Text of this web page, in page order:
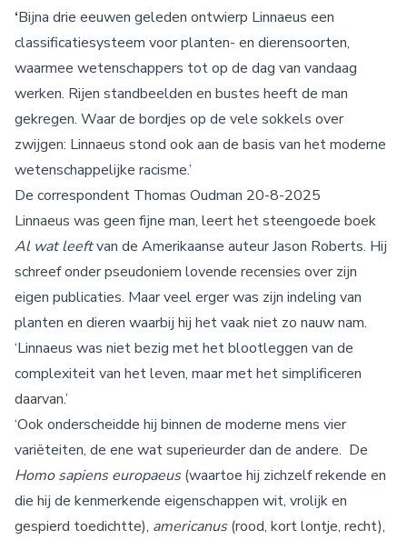
‘Bijna drie eeuwen geleden ontwierp Linnaeus een
classificatiesysteem voor planten- en dierensoorten,
waarmee wetenschappers tot op de dag van vandaag
werken. Rijen standbeelden en bustes heeft de man
gekregen. Waar de bordjes op de vele sokkels over
zwijgen: Linnaeus stond ook aan de basis van het moderne
wetenschappelijke racisme.’
De correspondent Thomas Oudman 20-8-2025
Linnaeus was geen fijne man, leert het steengoede boek
Al wat leeftvan de Amerikaanse auteur Jason Roberts. Hij
schreef onder pseudoniem lovende recensies over zijn
eigen publicaties. Maar veel erger was zijn indeling van
planten en dieren waarbij hij het vaak niet zo nauw nam.
‘Linnaeus was niet bezig met het blootleggen van de
complexiteit van het leven, maar met het simplificeren
daarvan.’
‘Ook onderscheidde hij binnen de moderne mens vier
variëteiten, de ene wat superieurder dan de andere. De
Homo sapiens europaeus(waartoe hij zichzelf rekende en
die hij de kenmerkende eigenschappen wit, vrolijk en
gespierd toedichtte), americanus(rood, kort lontje, recht),